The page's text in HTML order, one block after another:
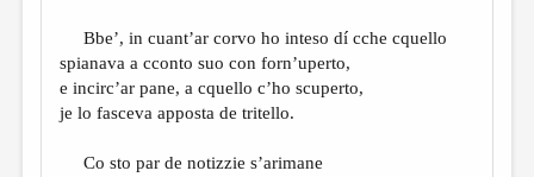
Bbe’, in cuant’ar corvo ho inteso dí cche cquello
spianava a cconto suo con forn’uperto,
e incirc’ar pane, a cquello c’ho scuperto,
je lo fasceva apposta de tritello.
Co sto par de notizzie s’arimane